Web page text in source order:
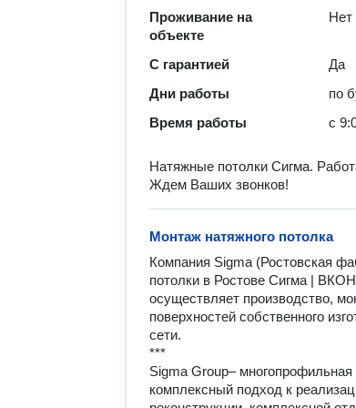
Проживание на
объекте
Нет
С гарантией
Да
Дни работы
по
Время работы
с
Натяжные потолки Сигма.
Ждем Ваших звонков!
Монтаж натяжного потолка
Компания Sigma (Ростовская
потолки в Ростове Сигма |
осуществляет производство,
поверхностей собственного
сети.
***
Sigma Group–
комплексный подход к